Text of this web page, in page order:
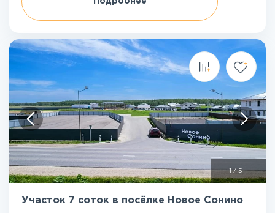
1/5
Участок 7 соток в посёлке Новое Сонино